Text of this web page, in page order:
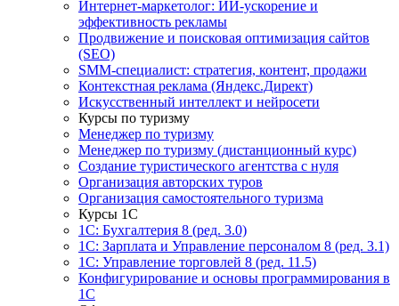
Интернет-маркетолог: ИИ-ускорение и
эффективность рекламы
Продвижение и поисковая оптимизация сайтов
(SEO)
SMM-специалист: стратегия, контент, продажи
Контекстная реклама (Яндекс.Директ)
Искусственный интеллект и нейросети
Курсы по туризму
Менеджер по туризму
Менеджер по туризму (дистанционный курс)
Создание туристического агентства с нуля
Организация авторских туров
Организация самостоятельного туризма
Курсы 1С
1С: Бухгалтерия 8 (ред. 3.0)
1С: Зарплата и Управление персоналом 8 (ред. 3.1)
1С: Управление торговлей 8 (ред. 11.5)
Конфигурирование и основы программирования в
1С